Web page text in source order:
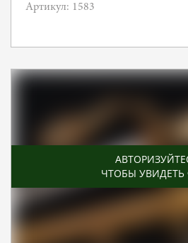
Артикул: 1583
ЧТОБЫ